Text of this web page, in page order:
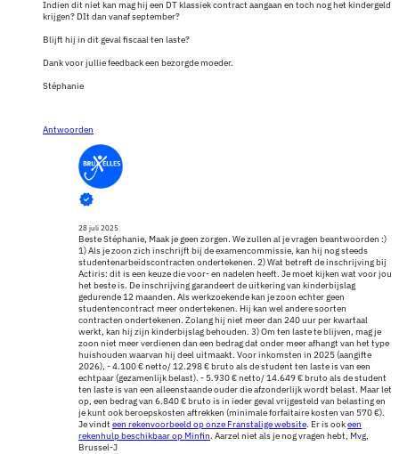
Indien dit niet kan mag hij een DT klassiek contract aangaan en toch nog het kindergeld
krijgen? DIt dan vanaf september?
Blijft hij in dit geval fiscaal ten laste?
Dank voor jullie feedback een bezorgde moeder.
Stéphanie
Antwoorden
28 juli 2025
Beste Stéphanie, Maak je geen zorgen. We zullen al je vragen beantwoorden :)
1) Als je zoon zich inschrijft bij de examencommissie, kan hij nog steeds
studentenarbeidscontracten ondertekenen. 2) Wat betreft de inschrijving bij
Actiris: dit is een keuze die voor- en nadelen heeft. Je moet kijken wat voor jou
het beste is. De inschrijving garandeert de uitkering van kinderbijslag
gedurende 12 maanden. Als werkzoekende kan je zoon echter geen
studentencontract meer ondertekenen. Hij kan wel andere soorten
contracten ondertekenen. Zolang hij niet meer dan 240 uur per kwartaal
werkt, kan hij zijn kinderbijslag behouden. 3) Om ten laste te blijven, mag je
zoon niet meer verdienen dan een bedrag dat onder meer afhangt van het type
huishouden waarvan hij deel uitmaakt. Voor inkomsten in 2025 (aangifte
2026), - 4.100 € netto/ 12.298 € bruto als de student ten laste is van een
echtpaar (gezamenlijk belast). - 5.930 € netto/ 14.649 € bruto als de student
ten laste is van een alleenstaande ouder die afzonderlijk wordt belast. Maar let
op, een bedrag van 6.840 € bruto is in ieder geval vrijgesteld van belasting en
je kunt ook beroepskosten aftrekken (minimale forfaitaire kosten van 570 €).
Je vindt een rekenvoorbeeld op onze Franstalige website. Er is ookeen
rekenhulp beschikbaar op Minfin. Aarzel niet als je nog vragen hebt, Mvg,
Brussel-J